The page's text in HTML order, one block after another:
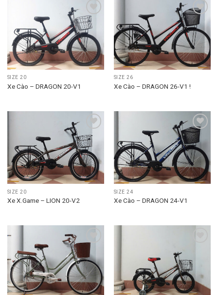
Add to
wishlist
SIZE 20
Xe Cào – DRAGON 20-V1
Add to
wishlist
SIZE 26
Xe Cào – DRAGON 26-V1 !
Add to
wishlist
SIZE 20
Xe X.Game – LION 20-V2
Add to
wishlist
SIZE 24
Xe Cào – DRAGON 24-V1
Add to
wishlist